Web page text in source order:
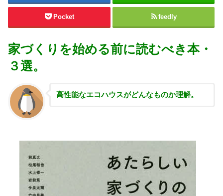
Pocket feedly
家づくりを始める前に読むべき本・
３選。
高性能なエコハウスがどんなものか理解。